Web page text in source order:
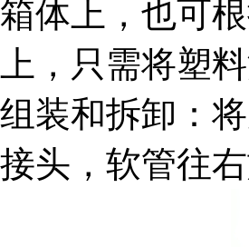
箱体上，也可
上，只需将塑
组装和拆卸：
接头，软管往